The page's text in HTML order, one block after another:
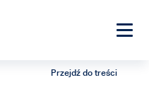
Przejdź do treści